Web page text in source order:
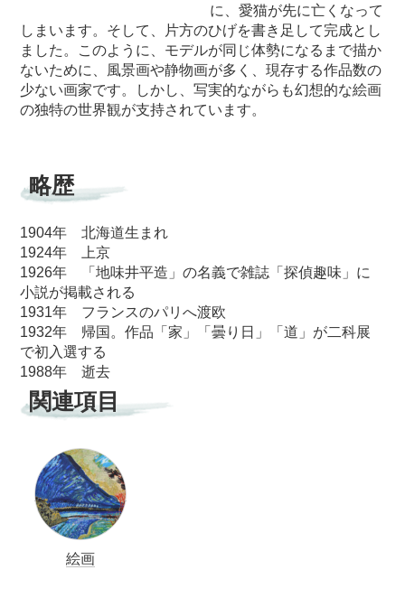
に、愛猫が先に亡くなって
しまいます。そして、片方のひげを書き足して完成とし
ました。このように、モデルが同じ体勢になるまで描か
ないために、風景画や静物画が多く、現存する作品数の
少ない画家です。しかし、写実的ながらも幻想的な絵画
の独特の世界観が支持されています。
略歴
1904年 北海道生まれ
1924年 上京
1926年 「地味井平造」の名義で雑誌「探偵趣味」に
小説が掲載される
1931年 フランスのパリへ渡欧
1932年 帰国。作品「家」「曇り日」「道」が二科展
で初入選する
1988年 逝去
関連項目
絵画